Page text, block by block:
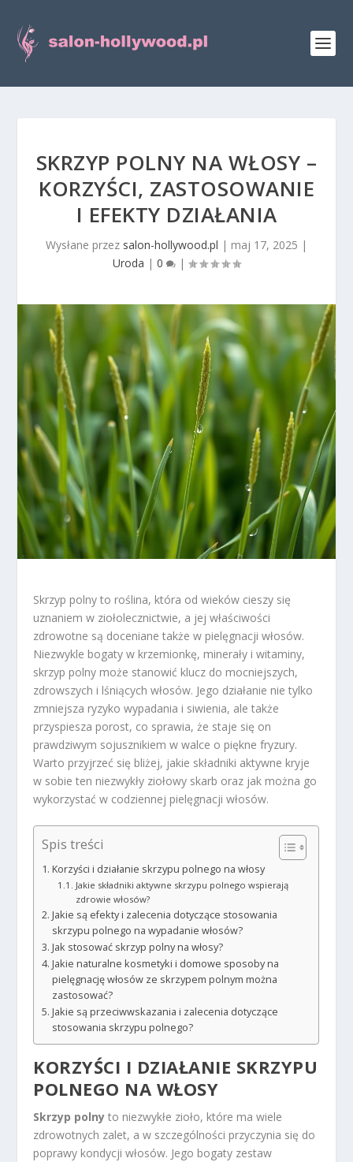
SKRZYP POLNY NA WŁOSY –
KORZYŚCI, ZASTOSOWANIE
I EFEKTY DZIAŁANIA
Wysłane przez salon-hollywood.pl | maj 17, 2025 |
Uroda | 0 |
Skrzyp polny to roślina, która od wieków cieszy się
uznaniem w ziołolecznictwie, a jej właściwości
zdrowotne są doceniane także w pielęgnacji włosów.
Niezwykle bogaty w krzemionkę, minerały i witaminy,
skrzyp polny może stanowić klucz do mocniejszych,
zdrowszych i lśniących włosów. Jego działanie nie tylko
zmniejsza ryzyko wypadania i siwienia, ale także
przyspiesza porost, co sprawia, że staje się on
prawdziwym sojusznikiem w walce o piękne fryzury.
Warto przyjrzeć się bliżej, jakie składniki aktywne kryje
w sobie ten niezwykły ziołowy skarb oraz jak można go
wykorzystać w codziennej pielęgnacji włosów.
Spis treści
Korzyści i działanie skrzypu polnego na włosy
Jakie składniki aktywne skrzypu polnego wspierają
zdrowie włosów?
Jakie są efekty i zalecenia dotyczące stosowania
skrzypu polnego na wypadanie włosów?
Jak stosować skrzyp polny na włosy?
Jakie naturalne kosmetyki i domowe sposoby na
pielęgnację włosów ze skrzypem polnym można
zastosować?
Jakie są przeciwwskazania i zalecenia dotyczące
stosowania skrzypu polnego?
KORZYŚCI I DZIAŁANIE SKRZYPU
POLNEGO NA WŁOSY
Skrzyp polny to niezwykłe zioło, które ma wiele
zdrowotnych zalet, a w szczególności przyczynia się do
poprawy kondycji włosów. Jego bogaty zestaw